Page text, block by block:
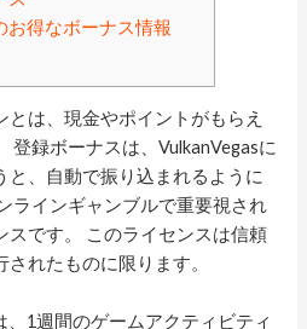
お得なボーナス情報
は、現金やポイントがもらえ
登録ボーナスは、VulkanVegasに
と、自動で振り込まれるように
ラインギャンブルで重要視され
スです。 このライセンスは信頼
れたものに限ります。
、1週間のゲームアクティビティ